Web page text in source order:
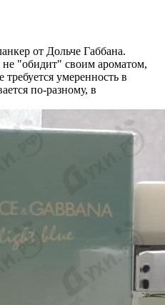
от Дольче Габбана.
"обидит" своим ароматом,
умеренность в
по-разному, в